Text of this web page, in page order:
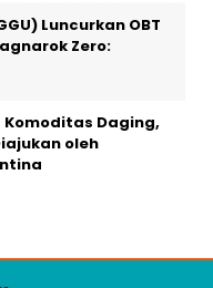
Luncurkan OBT
Zero:
Komoditas Daging,
oleh